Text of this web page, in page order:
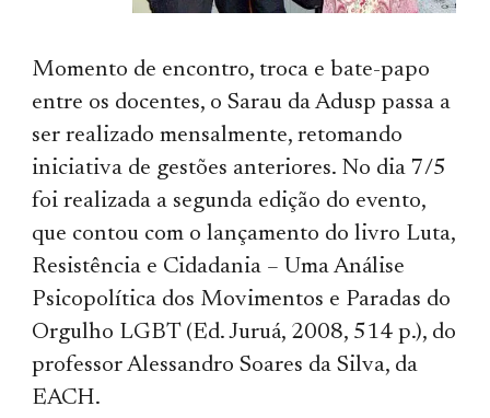
Momento de encontro, troca e bate-papo
entre os docentes, o Sarau da Adusp passa a
ser realizado mensalmente, retomando
iniciativa de gestões anteriores. No dia 7/5
foi realizada a segunda edição do evento,
que contou com o lançamento do livro Luta,
Resistência e Cidadania – Uma Análise
Psicopolítica dos Movimentos e Paradas do
Orgulho LGBT (Ed. Juruá, 2008, 514 p.), do
professor Alessandro Soares da Silva, da
EACH.